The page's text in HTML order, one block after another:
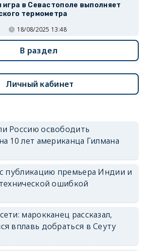
игра в Севастополе выполняет
термометра
18/08/2025 13:48
В раздел
Личный кабинет
Россию освободить
10 лет американца Гилмана
публикацию премьера Индии и
ошибкой
марокканец рассказал,
вплавь добраться в Сеуту